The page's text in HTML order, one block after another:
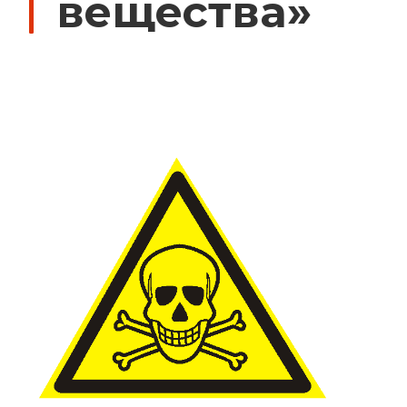
Светодиодные знаки на солнечной
Водоналивные барьеры, буферы, конусы
Дорожные световозвращатели
Сигнальные гирлянды и фонари
вещества»